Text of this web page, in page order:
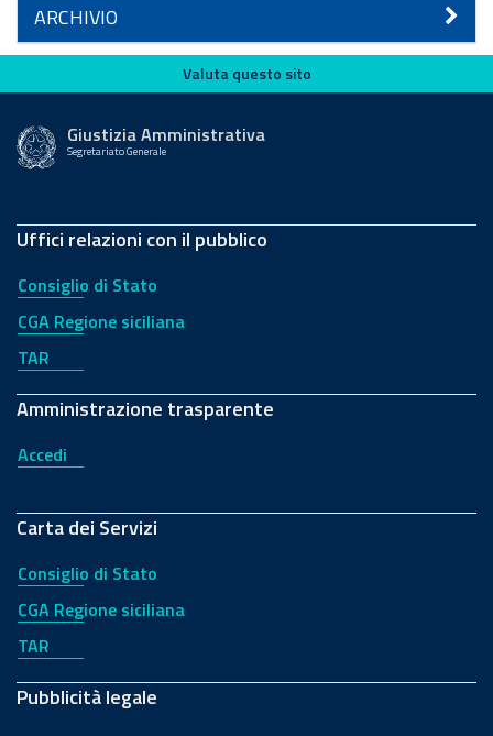
ARCHIVIO
Valuta questo sito
Valuta questo sito
Giustizia Amministrativa
Segretariato Generale
Uffici relazioni con il pubblico
Consiglio di Stato
CGA Regione siciliana
TAR
Amministrazione trasparente
Accedi
Carta dei Servizi
Consiglio di Stato
CGA Regione siciliana
TAR
Pubblicità legale